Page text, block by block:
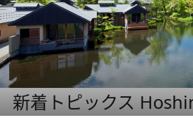
新着トピックス